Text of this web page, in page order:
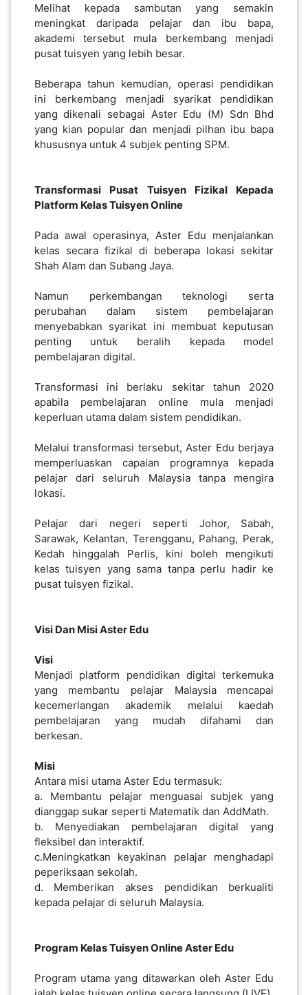
Melihat kepada sambutan yang semakin
meningkat daripada pelajar dan ibu bapa,
akademi tersebut mula berkembang menjadi
pusat tuisyen yang lebih besar.
Beberapa tahun kemudian, operasi pendidikan
ini berkembang menjadi syarikat pendidikan
yang dikenali sebagai Aster Edu (M) Sdn Bhd
yang kian popular dan menjadi pilhan ibu bapa
khususnya untuk 4 subjek penting SPM.
Transformasi Pusat Tuisyen Fizikal Kepada
Platform Kelas Tuisyen Online
Pada awal operasinya, Aster Edu menjalankan
kelas secara fizikal di beberapa lokasi sekitar
Shah Alam dan Subang Jaya.
Namun perkembangan teknologi serta
perubahan dalam sistem pembelajaran
menyebabkan syarikat ini membuat keputusan
penting untuk beralih kepada model
pembelajaran digital.
Transformasi ini berlaku sekitar tahun 2020
apabila pembelajaran online mula menjadi
keperluan utama dalam sistem pendidikan.
Melalui transformasi tersebut, Aster Edu berjaya
memperluaskan capaian programnya kepada
pelajar dari seluruh Malaysia tanpa mengira
lokasi.
Pelajar dari negeri seperti Johor, Sabah,
Sarawak, Kelantan, Terengganu, Pahang, Perak,
Kedah hinggalah Perlis, kini boleh mengikuti
kelas tuisyen yang sama tanpa perlu hadir ke
pusat tuisyen fizikal.
Visi Dan Misi Aster Edu
Visi
Menjadi platform pendidikan digital terkemuka
yang membantu pelajar Malaysia mencapai
kecemerlangan akademik melalui kaedah
pembelajaran yang mudah difahami dan
berkesan.
Misi
Antara misi utama Aster Edu termasuk:
a. Membantu pelajar menguasai subjek yang
dianggap sukar seperti Matematik dan AddMath.
b. Menyediakan pembelajaran digital yang
fleksibel dan interaktif.
c.Meningkatkan keyakinan pelajar menghadapi
peperiksaan sekolah.
d. Memberikan akses pendidikan berkualiti
kepada pelajar di seluruh Malaysia.
Program Kelas Tuisyen Online Aster Edu
Program utama yang ditawarkan oleh Aster Edu